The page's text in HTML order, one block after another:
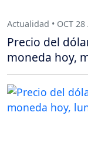
Actualidad • OCT 28
Precio del
moneda hoy,